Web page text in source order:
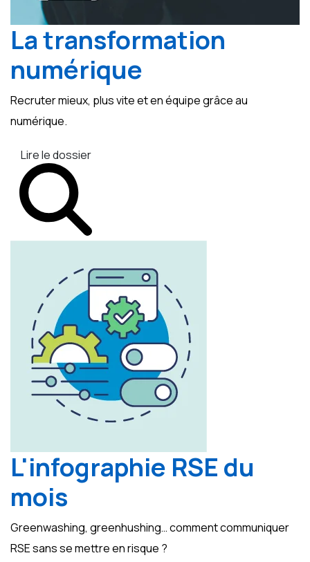
La transformation
numérique
Recruter mieux, plus vite et en équipe grâce au
numérique.
Lire le dossier
L'infographie RSE du
mois
Greenwashing, greenhushing… comment communiquer
RSE sans se mettre en risque ?